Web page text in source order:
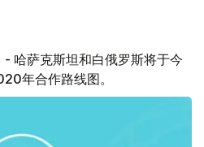
哈萨克斯坦和白俄罗斯将于今
年合作路线图。